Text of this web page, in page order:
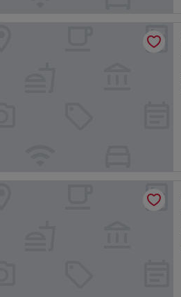
Anjo Station Shinkansen Minami 1